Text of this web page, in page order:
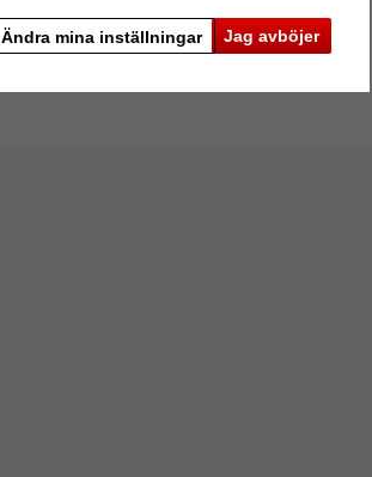
Jag avböjer
Ändra mina inställningar